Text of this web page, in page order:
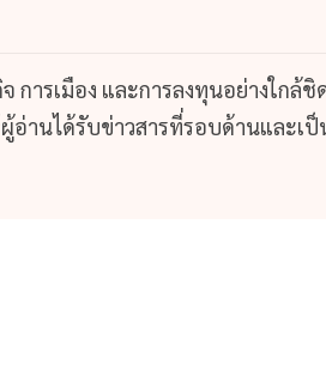
ารเมือง และการลงทุนอย่างใกล้ชิ
อ่านได้รับข่าวสารที่รอบด้านและเป็